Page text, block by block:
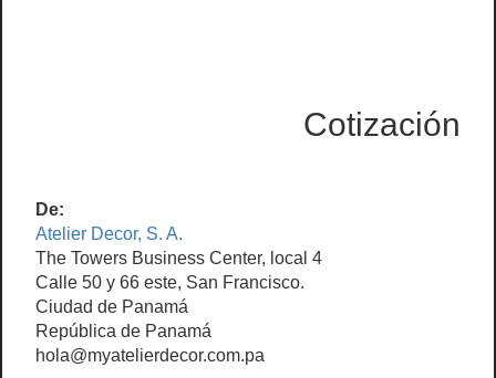
Cotización
De:
Atelier Decor, S. A.
The Towers Business Center, local 4
Calle 50 y 66 este, San Francisco.
Ciudad de Panamá
República de Panamá
hola@myatelierdecor.com.pa